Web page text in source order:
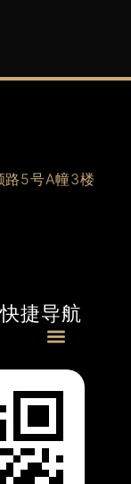
路5号A幢3楼
快捷导航
Menu